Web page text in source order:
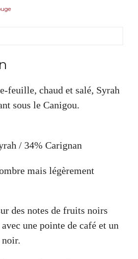
feuille, chaud et salé, Syrah
sous le Canigou.
/ 34% Carignan
mais légèrement
des notes de fruits noirs
une pointe de café et un
noir.